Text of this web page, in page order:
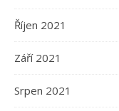
Říjen 2021
Září 2021
Srpen 2021